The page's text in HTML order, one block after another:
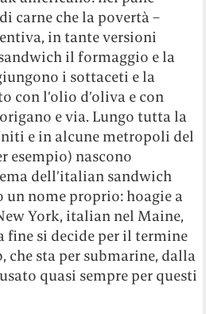
carne che la povertà –
in tante versioni
il formaggio e la
i sottaceti e la
con l’olio d’oliva e con
e via. Lungo tutta la
e in alcune metropoli del
esempio) nascono
dell’italian sandwich
un nome proprio: hoagie a
York, italian nel Maine,
fine si decide per il termine
che sta per submarine, dalla
quasi sempre per questi